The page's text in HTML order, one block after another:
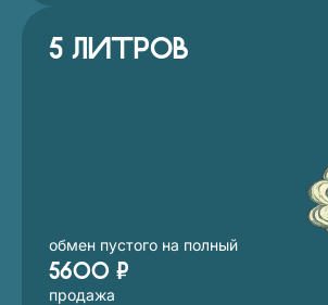
5 литров
обмен пустого на полный
5600 ₽
продажа